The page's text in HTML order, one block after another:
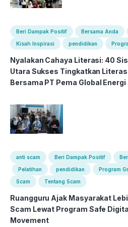
Beri Dampak Positif Bersama Anda
Kisah Inspirasi
pendidikan
Nyalakan Cahaya Literasi: 40
Utara Sukses Tingkatkan
Bersama PT Pema Global Energi
anti scam Beri Dampak Positif
Pelatihan
pendidikan Program
Scam
Tentang Scam
Ruangguru Ajak Masyarakat
Scam Lewat Program Safe
Movement